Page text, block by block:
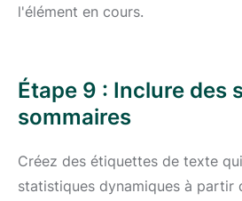
l'élément en cours.
Étape 9 : Inclure des
sommaires
Créez des étiquettes de texte
statistiques dynamiques à partir